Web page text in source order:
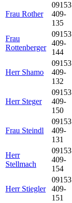
Frau Rother
09153
409-
135
Frau
Rottenberger
09153
409-
144
Herr Shamo
09153
409-
132
Herr Steger
09153
409-
150
Frau Steindl
09153
409-
131
Herr
Stellmach
09153
409-
154
Herr Stiegler
09153
409-
151